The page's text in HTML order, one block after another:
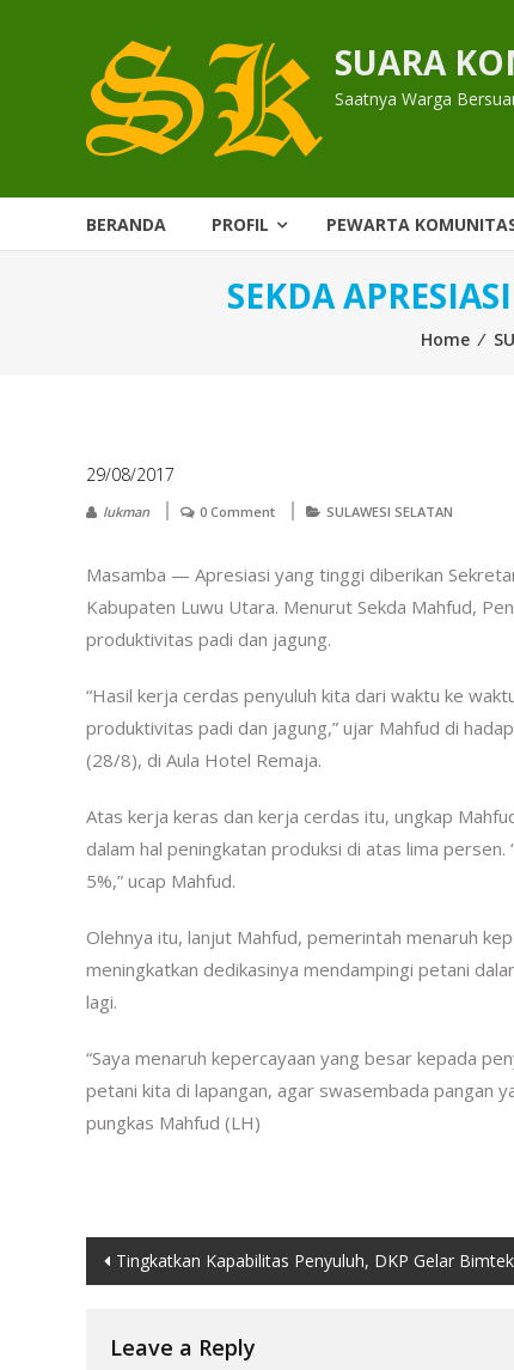
SUARA
Saatnya Warga
BERANDA PROFIL PEWARTA
SEKDA
Home ⁄
29/08/2017
lukman 0 Comment SULAWESI SELATAN
Masamba — Apresiasi yang tinggi diberikan
Kabupaten Luwu Utara. Menurut Sekda Mahfud,
produktivitas padi dan jagung.
“Hasil kerja cerdas penyuluh kita dari waktu ke
produktivitas padi dan jagung,” ujar Mahfud di
(28/8), di Aula Hotel Remaja.
Atas kerja keras dan kerja cerdas itu, ungkap
dalam hal peningkatan produksi di atas lima
5%,” ucap Mahfud.
Olehnya itu, lanjut Mahfud, pemerintah menaruh
meningkatkan dedikasinya mendampingi petani
lagi.
“Saya menaruh kepercayaan yang besar kepada
petani kita di lapangan, agar swasembada pangan
pungkas Mahfud (LH)
Post
Tingkatkan Kapabilitas Penyuluh, DKP Gelar Bimtek
Leave a Reply